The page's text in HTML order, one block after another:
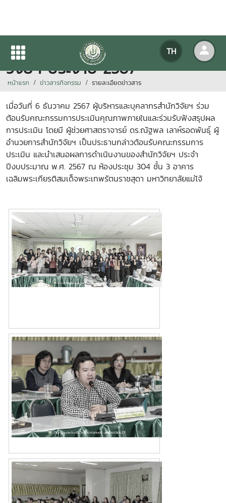
TH
การประเมินคุณภาพภายใน สำนัก
วิจัยฯ ประจำปี 2567
หน้าแรก ข่าวสารกิจกรรม รายละเอียดข่าวสาร
เมื่อวันที่ 6 ธันวาคม 2567 ผู้บริหารและบุคลากรสำนักวิจัยฯ ร่วม
ต้อนรับคณะกรรมการประเมินคุณภาพภายในและร่วมรับฟังสรุปผล
การประเมิน โดยมี ผู้ช่วยศาสตราจารย์ ดร.ณัฐพล เลาห์รอดพันธุ์ ผู้
อำนวยการสำนักวิจัยฯ เป็นประธานกล่าวต้อนรับคณะกรรมการ
ประเมิน และนำเสนอผลการดำเนินงานของสำนักวิจัยฯ ประจำ
ปีงบประมาณ พ.ศ. 2567 ณ ห้องประชุม 304 ชั้น 3 อาคาร
เฉลิมพระเกียรติสมเด็จพระเทพรัตนราชสุดา มหาวิทยาลัยแม่โจ้